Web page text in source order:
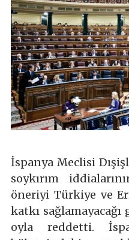
İspanya Meclisi
soykırım
öneriyi Türkiye ve
katkı sağlamayacağı
oyla reddetti.